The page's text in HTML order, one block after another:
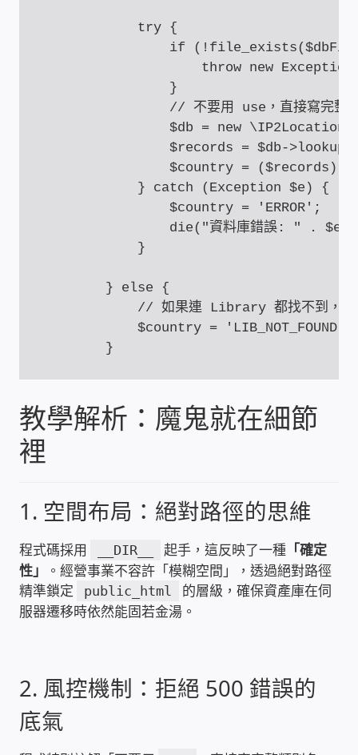
USB隨插即用視訊攝影機
OpenMediaVault OMV
DAS 直連式附加存儲
WIFI Wi-Fi 無線熱點 無線網路
網路硬體設備
印表列印伺服器
虛擬機 Virtual machine VirtualBox Hyper-V
VMware
光纖網路
TP-Link TAIWAN(普聯技術)
            try {
if
throw new
                }
// 不要用 use，直接寫完整
$db = new
$records = $db-
$country = ($records)
            } catch (Exception $e) {
                $country = 'ERROR';
die("資料庫錯誤: " .
            }
        } else {
// 如果連 Library 都找不到，可
            $country = 'LIB_NOT_FOUND';
教學解析：魔鬼就在細節
裡
1. 空間布局：絕對路徑的思維
程式碼採用 __DIR__ 起手，這反映了一種 「確定
性」
。經營事業不容許「模糊空間」，透過絕對路徑
精準鎖定
public_html
的層級，確保資產庫在伺
服器遷移時依然能固若金湯。
2. 風控機制：拒絕 500 錯誤的
底氣